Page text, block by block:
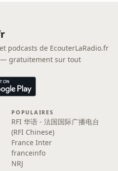
podcasts de EcouterLaRadio.fr
gratuitement sur tout
POPULAIRES
RFI 华语 - 法国国际广播电台
(RFI Chinese)
France Inter
franceinfo
NRJ